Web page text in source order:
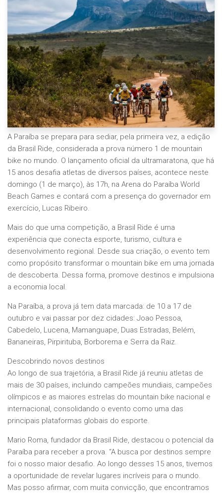
A Paraíba se prepara para sediar, pela primeira vez, a edição
da Brasil Ride, considerada a prova número 1 de mountain
bike no mundo. O lançamento oficial da ultramaratona, que há
15 anos desafia atletas de diversos países, acontece neste
domingo (1 de março), às 17h, na Arena do Paraíba World
Beach Games e contará com a presença do governador em
exercício, Lucas Ribeiro.
Mais do que uma competição, a Brasil Ride é uma
experiência que conecta esporte, turismo, cultura e
desenvolvimento regional. Desde sua criação, o evento tem
como propósito transformar o mountain bike em uma jornada
de descoberta. Dessa forma, promove destinos e impulsiona
a economia local.
Na Paraíba, a prova já tem data marcada: de 10 a 17 de
outubro e vai passar por dez cidades: Joao Pessoa,
Cabedelo, Lucena, Mamanguape, Duas Estradas, Belém,
Bananeiras, Pirpirituba, Borborema e Serra da Raiz.
Descobrindo novos destinos
Ao longo de sua trajetória, a Brasil Ride já reuniu atletas de
mais de 30 países, incluindo campeões mundiais, campeões
olímpicos e as maiores estrelas do mountain bike nacional e
internacional, consolidando o evento como uma das
principais plataformas globais do esporte.
Mario Roma, fundador da Brasil Ride, destacou o potencial da
Paraíba para receber a prova. “A busca por destinos sempre
foi o nosso maior desafio. Ao longo desses 15 anos, tivemos
a oportunidade de revelar lugares incríveis para o mundo.
Mas posso afirmar, com muita convicção, que encontramos